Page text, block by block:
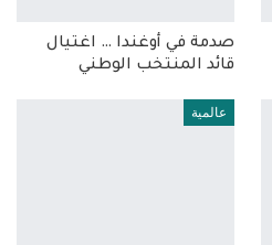
صدمة في أوغندا … اغتيال
قائد المنتخب الوطني
عالمية